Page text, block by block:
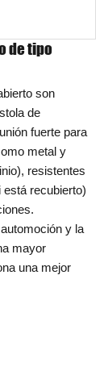
de tipo
son
de
fuerte para
metal y
resistentes
recubierto)
y la
mayor
una mejor